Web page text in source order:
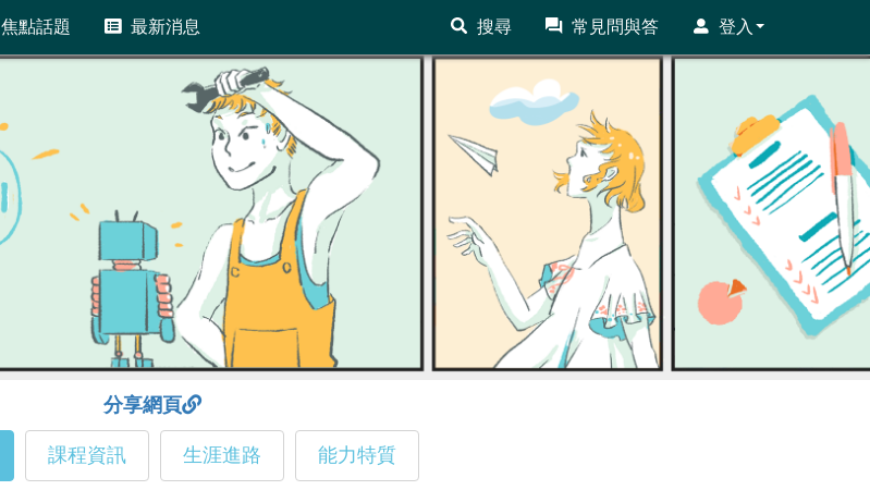
焦點話題 最新消息 搜尋 常見問與答 登入
分享網頁
課程資訊 生涯進路 能力特質